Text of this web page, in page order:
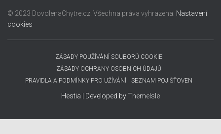
© 2023 DovolenaChytre.cz. Všechna práva vyhrazena. Nastavení
cookies
ZÁSADY POUŽÍVÁNÍ SOUBORŮ COOKIE
ZÁSADY OCHRANY OSOBNÍCH ÚDAJŮ
PRAVIDLA A PODMÍNKY PRO UŽÍVÁNÍ
SEZNAM POJIŠŤOVEN
Hestia | Developed byThemeIsle